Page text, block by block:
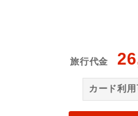
】お台場 レインボーブリッジ※
旅行代金
カード利用